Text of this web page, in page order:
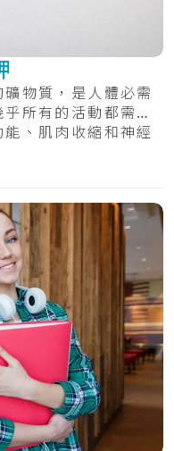
物質，是人體必需
所有的活動都需要
、肌肉收縮和神經